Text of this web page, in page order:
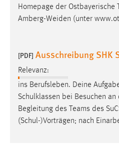
[PDF] Ausschreibung SHK
ins Berufsleben. Deine
Schulklassen bei Besuchen an
Begleitung des Teams des
(Schul-)Vorträgen; nach